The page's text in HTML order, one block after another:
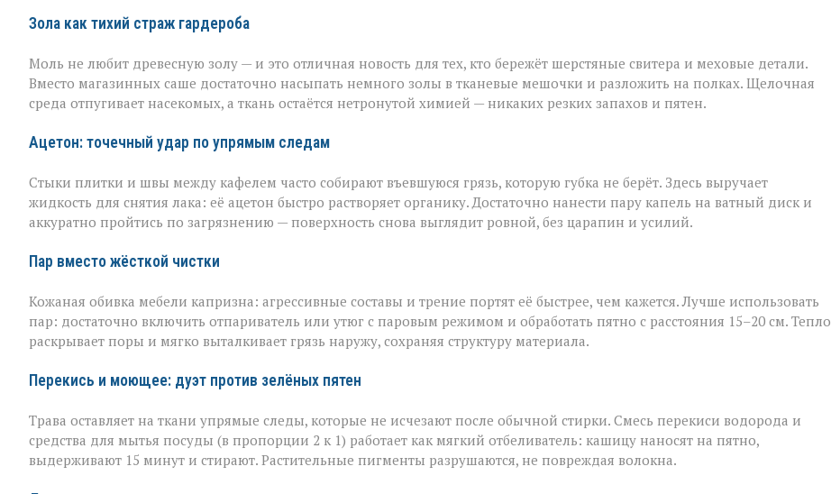
Зола как тихий страж гардероба
Моль не любит древесную золу — и это отличная новость для тех, кто бережёт шерстяные свитера и меховые детали.
Вместо магазинных саше достаточно насыпать немного золы в тканевые мешочки и разложить на полках. Щелочная
среда отпугивает насекомых, а ткань остаётся нетронутой химией — никаких резких запахов и пятен.
Ацетон: точечный удар по упрямым следам
Стыки плитки и швы между кафелем часто собирают въевшуюся грязь, которую губка не берёт. Здесь выручает
жидкость для снятия лака: её ацетон быстро растворяет органику. Достаточно нанести пару капель на ватный диск и
аккуратно пройтись по загрязнению — поверхность снова выглядит ровной, без царапин и усилий.
Пар вместо жёсткой чистки
Кожаная обивка мебели капризна: агрессивные составы и трение портят её быстрее, чем кажется. Лучше использовать
пар: достаточно включить отпариватель или утюг с паровым режимом и обработать пятно с расстояния 15–20 см. Тепло
раскрывает поры и мягко выталкивает грязь наружу, сохраняя структуру материала.
Перекись и моющее: дуэт против зелёных пятен
Трава оставляет на ткани упрямые следы, которые не исчезают после обычной стирки. Смесь перекиси водорода и
средства для мытья посуды (в пропорции 2 к 1) работает как мягкий отбеливатель: кашицу наносят на пятно,
выдерживают 15 минут и стирают. Растительные пигменты разрушаются, не повреждая волокна.